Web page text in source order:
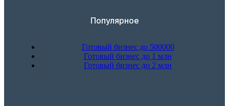
Популярное
Готовый бизнес до 500000
Готовый бизнес до 1 млн
Готовый бизнес до 2 млн